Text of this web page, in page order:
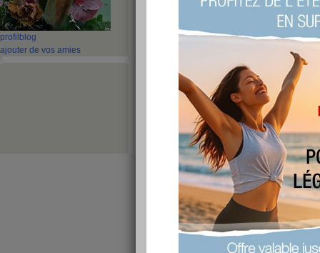
profil blog
ajouter de vos amies
21 - 30 »
‹ Préc. 1 2 3 4 5
publié le 20/05/2011 à 18:38
BEN NON, C'EST ENCORE
le pc, pas avant juillet...ras le
messieurs de la finance
sous...c'est un comble non ????